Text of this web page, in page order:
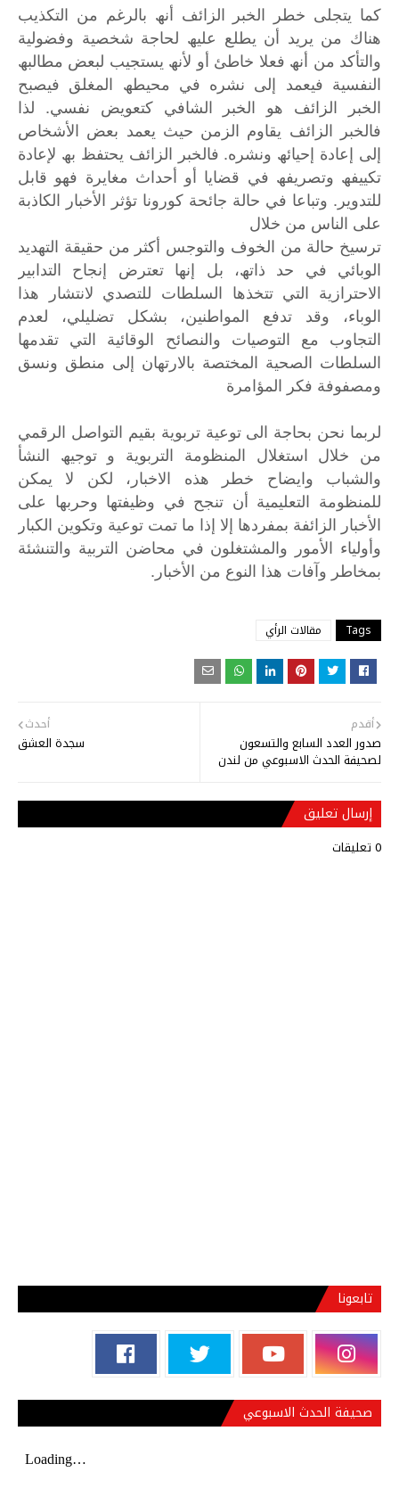
كما یتجلى خطر الخبر الزائف أنھ بالرغم من التكذیب
ھناك من یرید أن یطلع علیھ لحاجة شخصیة وفضولیة
والتأكد من أنھ فعلا خاطئ أو لأنھ یستجیب لبعض مطالبھ
النفسیة فیعمد إلى نشره في محیطھ المغلق فیصبح
الخبر الزائف ھو الخبر الشافي كتعویض نفسي. لذا
فالخبر الزائف یقاوم الزمن حیث یعمد بعض الأشخاص
إلى إعادة إحیائھ ونشره. فالخبر الزائف یحتفظ بھ لإعادة
تكییفھ وتصریفھ في قضایا أو أحداث مغایرة فھو قابل
للتدویر. وتباعا في حالة جائحة كورونا تؤثر الأخبار الكاذبة
على الناس من خلال
ترسیخ حالة من الخوف والتوجس أكثر من حقیقة التھدید
الوبائي في حد ذاتھ، بل إنھا تعترض إنجاح التدابیر
الاحترازیة التي تتخذھا السلطات للتصدي لانتشار ھذا
الوباء، وقد تدفع المواطنین، بشكل تضلیلي، لعدم
التجاوب مع التوصیات والنصائح الوقائیة التي تقدمھا
السلطات الصحیة المختصة بالارتھان إلى منطق ونسق
ومصفوفة فكر المؤامرة
لربما نحن بحاجة الى توعیة تربویة بقیم التواصل الرقمي
من
خلال استغلال المنظومة التربویة و توجیھ
النشأ
والشباب
وایضاح خطر ھذه الاخبار، لكن لا
یمكن
للمنظومة
التعلیمیة أن تنجح في وظیفتھا وحربھا
على
الأخبار الزائفة بمفردھا إلا إذا ما تمت توعیة وتكوین الكبار
وأولیاء الأمور والمشتغلون في محاضن التربیة والتنشئة
بمخاطر وآفات ھذا النوع من الأخبار .
Tags مقالات الرأي
أحدث
سجدة العشق
أقدم
صدور العدد السابع والتسعون
لصحيفة الحدث الاسبوعي من لندن
إرسال تعليق
0 تعليقات
تابعونا
صحيفة الحدث الاسبوعي